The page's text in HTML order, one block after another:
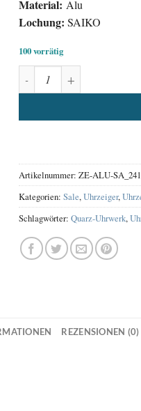
Material: Alu
Lochung: SAIKO
100 vorrätig
Uhrzeiger Satz Aluminium
Alternative:
Artikelnummer: ZE-ALU-SA_241
Kategorien: Sale, Uhrzeiger,
Schlagwörter: Quarz-Uhrwerk,
REZENSIONEN (0)